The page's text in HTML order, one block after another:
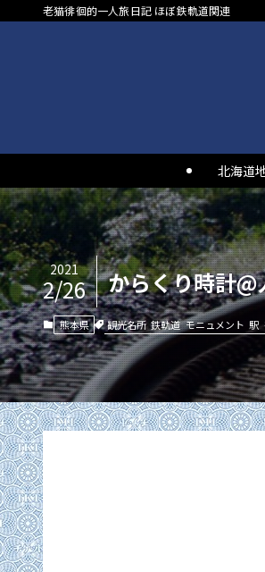
老猫徘徊的一人旅日記 ほぼ鉄軌道関連
北海道
からくり時計@
2021
2/26
熊本県 観光名所 鉄軌道 モニュメント 駅